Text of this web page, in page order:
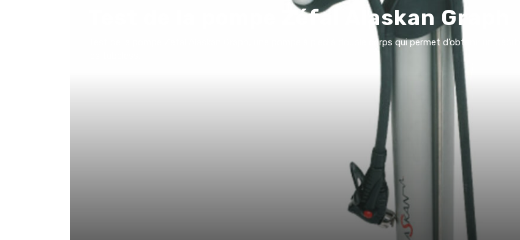
Test de la pompe Zéfal Alaskan Graph
Test de la pompe Zéfal Alaskan Graph, une pompe à pied à double corps qui permet d’obtenir un